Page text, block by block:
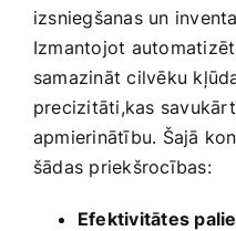
izsniegšanas un
Izmantojot
samazināt cilvēku
precizitāti,kas
apmierinātību. Šajā
šādas priekšrocības: ‌
Efektivitātes